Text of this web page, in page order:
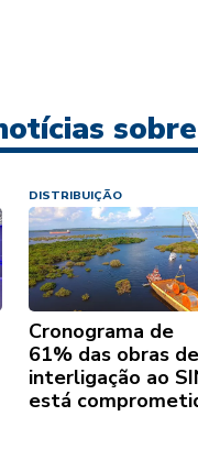
DISTRIBUIÇÃO
Cronograma de
61% das obras de
interligação ao
está